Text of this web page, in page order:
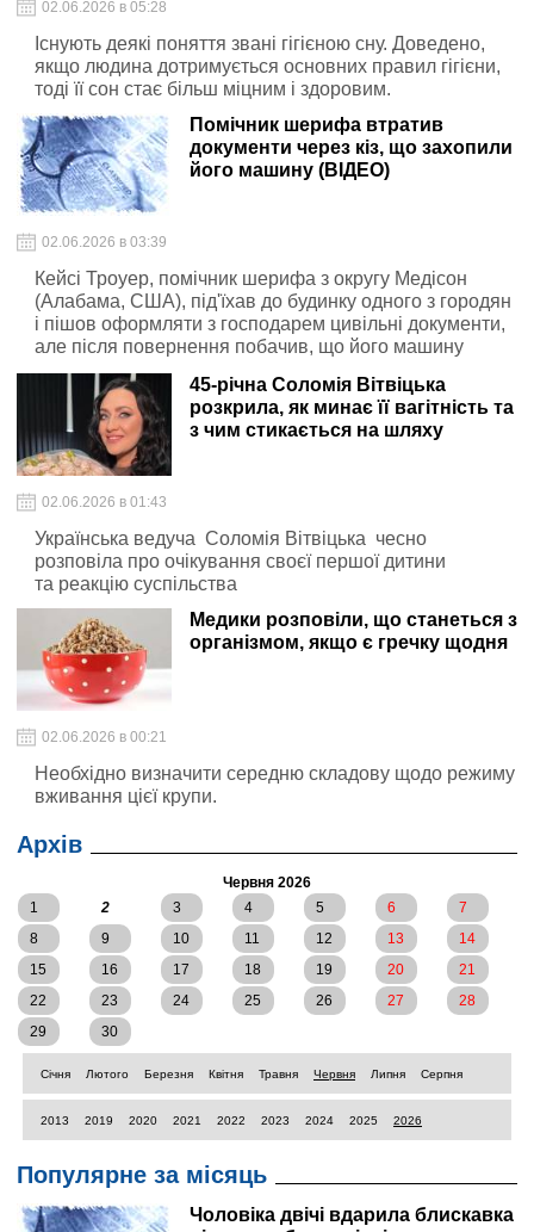
02.06.2026 в 05:28
Існують деякі поняття звані гігієною сну. Доведено,
якщо людина дотримується основних правил гігієни,
тоді її сон стає більш міцним і здоровим.
Помічник шерифа втратив
документи через кіз, що захопили
його машину (ВІДЕО)
02.06.2026 в 03:39
Кейсі Троуер, помічник шерифа з округу Медісон
(Алабама, США), під'їхав до будинку одного з городян
і пішов оформляти з господарем цивільні документи,
але після повернення побачив, що його машину
захоплено.
45-річна Соломія Вітвіцька
розкрила, як минає її вагітність та
з чим стикається на шляху
02.06.2026 в 01:43
Українська ведуча Соломія Вітвіцька чесно
розповіла про очікування своєї першої дитини
та реакцію суспільства
Медики розповіли, що станеться з
організмом, якщо є гречку щодня
02.06.2026 в 00:21
Необхідно визначити середню складову щодо режиму
вживання цієї крупи.
Архів
Червня 2026
1
2 3 4 5 6
7
8
9 10 11 12 13
14
15
16 17 18 19 20
21
22
23 24 25 26 27
28
29
30
Січня Лютого Березня Квітня Травня Червня Липня Серпня
2013 2019 2020 2021 2022 2023 2024 2025 2026
Популярне за місяць
Чоловіка двічі вдарила блискавка